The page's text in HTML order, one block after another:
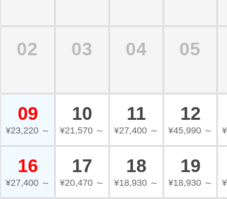
02 03 04 05
09
¥23,220 ～
10
¥21,570 ～
11
¥27,400 ～
12
¥45,990 ～
16
¥27,400 ～
17
¥20,470 ～
18
¥18,930 ～
19
¥18,930 ～